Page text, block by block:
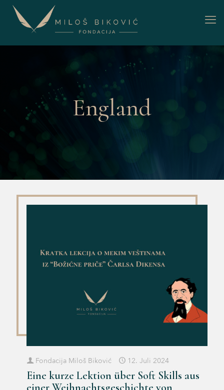
England
Fondacija Miloš Biković 12. Juli 2024
Eine kurze Lektion über Soft Skills aus